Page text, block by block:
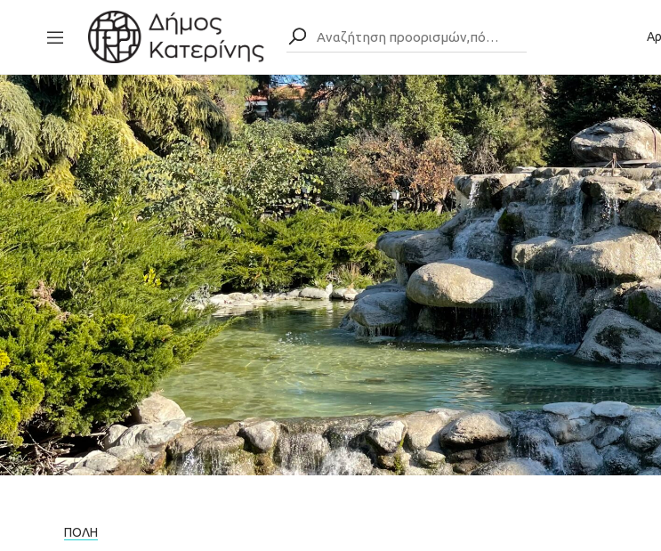
ΠΌΛΗ